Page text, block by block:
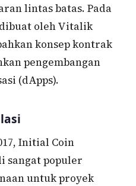
lintas batas. Pada
oleh Vitalik
konsep kontrak
pengembangan
(dApps).
Initial Coin
sangat populer
untuk proyek